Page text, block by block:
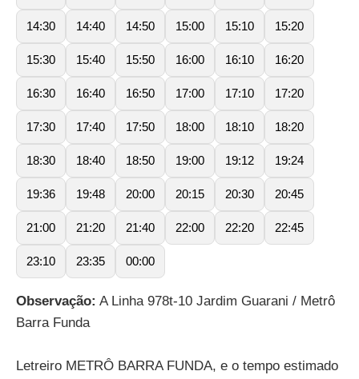
14:30 14:40 14:50 15:00 15:10 15:20
15:30 15:40 15:50 16:00 16:10 16:20
16:30 16:40 16:50 17:00 17:10 17:20
17:30 17:40 17:50 18:00 18:10 18:20
18:30 18:40 18:50 19:00 19:12 19:24
19:36 19:48 20:00 20:15 20:30 20:45
21:00 21:20 21:40 22:00 22:20 22:45
23:10 23:35 00:00
Observação: A Linha 978t-10 Jardim Guarani / Metrô
Barra Funda
Letreiro METRÔ BARRA FUNDA, e o tempo estimado